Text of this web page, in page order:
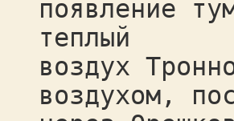
появление
теплый
воздух
воздухом,